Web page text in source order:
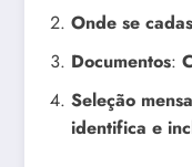
Onde se
Documentos:
Seleção
identifica e